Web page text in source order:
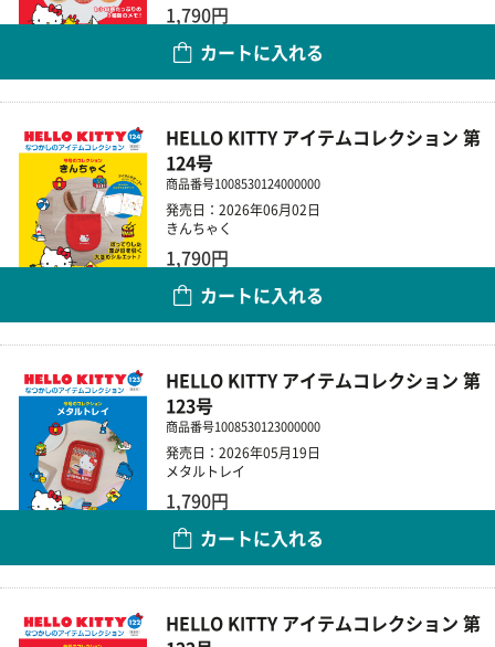
1,790円
カートに入れる
HELLO KITTY アイテムコレクション 第
124号
商品番号1008530124000000
発売日：2026年06月02日
きんちゃく
1,790円
カートに入れる
HELLO KITTY アイテムコレクション 第
123号
商品番号1008530123000000
発売日：2026年05月19日
メタルトレイ
1,790円
カートに入れる
HELLO KITTY アイテムコレクション 第